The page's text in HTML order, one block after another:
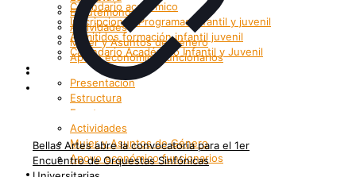
Enrutemonos
Actividades
Mujer y Asuntos de Género
Apoyo económico funcionarios
Internacionalización
Patrimonio
Calendario académico
Inscripciones Programas infantil y juvenil
Admitidos formación infantil juvenil
Calendario Académico Infantil y Juvenil
Bienestar
Presentación
Estructura
Enrutemonos
Actividades
Mujer y Asuntos de Género
Apoyo económico funcionarios
Internacionalización
Bellas Artes abre la convocatoria para el 1er
Encuentro de Orquestas Sinfónicas